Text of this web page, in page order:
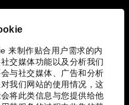
来制作贴合用户需求的内
交媒体功能以及分析我们
与社交媒体、广告和分析
我们网站的使用情况，这
将此类信息与您提供给他